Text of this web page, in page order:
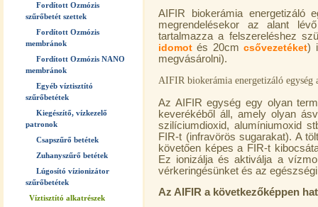
Fordított Ozmózis
szűrőbetét szettek
Fordított Ozmózis
membránok
Fordított Ozmózis NANO
membránok
Egyéb víztisztító
szűrőbetétek
Kiegészítő, vízkezelő
patronok
Csapszűrő betétek
Zuhanyszűrő betétek
Lúgosító vízionizátor
szűrőbetétek
Víztisztító alkatrészek
AIFIR biokerámia energetizáló
megrendelésekor az alant
tartalmazza a felszereléshez
idomot és 20cmcsővezetéket)
megvásárolni).
AIFIR biokerámia energetizáló egység
Az AIFIR egység egy olyan
keverékéből áll, amely olyan
szilíciumdioxid, alumíniumoxid
FIR-t (infravörös sugarakat). A
követően képes a FIR-t
Ez ionizálja és aktiválja a
vérkeringésünket és az
Az AIFIR a következőképpen